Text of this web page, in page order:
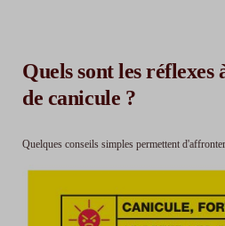
Quels sont les réflexes
de canicule ?
Quelques conseils simples permettent